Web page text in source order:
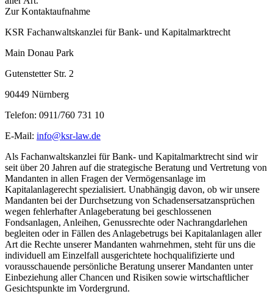
Zur Kontaktaufnahme
KSR Fachanwaltskanzlei für Bank- und Kapitalmarktrecht
Main Donau Park
Gutenstetter Str. 2
90449 Nürnberg
Telefon: 0911/760 731 10
E-Mail: info@ksr-law.de
Als Fachanwaltskanzlei für Bank- und Kapitalmarktrecht sind wir
seit über 20 Jahren auf die strategische Beratung und Vertretung von
Mandanten in allen Fragen der Vermögensanlage im
Kapitalanlagerecht spezialisiert. Unabhängig davon, ob wir unsere
Mandanten bei der Durchsetzung von Schadensersatzansprüchen
wegen fehlerhafter Anlageberatung bei geschlossenen
Fondsanlagen, Anleihen, Genussrechte oder Nachrangdarlehen
begleiten oder in Fällen des Anlagebetrugs bei Kapitalanlagen aller
Art die Rechte unserer Mandanten wahrnehmen, steht für uns die
individuell am Einzelfall ausgerichtete hochqualifizierte und
vorausschauende persönliche Beratung unserer Mandanten unter
Einbeziehung aller Chancen und Risiken sowie wirtschaftlicher
Gesichtspunkte im Vordergrund.